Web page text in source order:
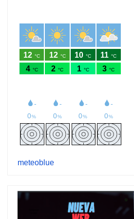
meteoblue